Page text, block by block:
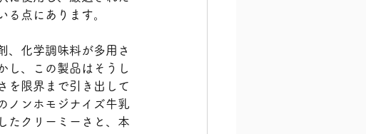
点にあります。
、化学調味料が多用さ
し、この製品はそうし
を限界まで引き出して
ノンホモジナイズ牛乳
たクリーミーさと、本